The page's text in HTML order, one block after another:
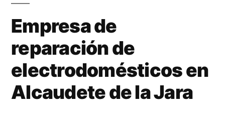
Empresa de
reparación de
electrodomésticos en
Alcaudete de la Jara